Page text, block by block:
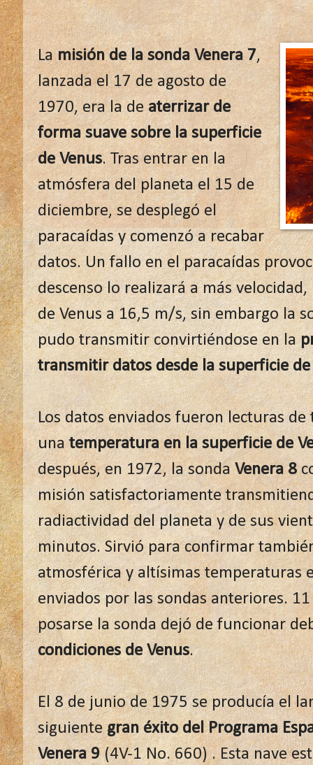
Lamisión de la sonda Venera 7,
lanzada el 17 de agosto de
1970, era la deaterrizar de
forma suave sobre la superficie
de Venus. Tras entrar en la
atmósfera del planeta el 15 de
diciembre, se desplegó el
paracaídas y comenzó a recabar
datos. Un fallo en el paracaídas
descenso lo realizará a más
de Venus a 16,5 m/s, sin embargo la
pudo transmitir convirtiéndose en la
transmitir datos desde la superficie
Los datos enviados fueron lecturas
unatemperatura en la superficie de
después, en 1972, la sondaVenera 8
misión satisfactoriamente
radiactividad del planeta y de sus
minutos. Sirvió para confirmar
atmosférica y altísimas temperaturas
enviados por las sondas anteriores.
posarse la sonda dejó de funcionar
condiciones de Venus.
El 8 de junio de 1975 se producía el
siguientegran éxito del Programa
Venera 9(4V-1 No. 660) . Esta nave